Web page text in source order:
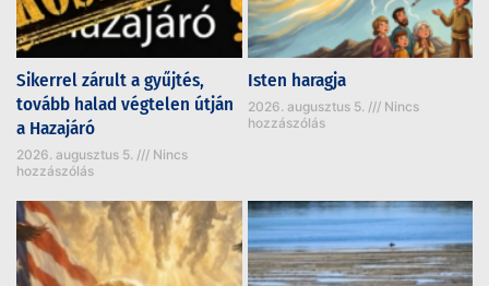
Sikerrel zárult a gyűjtés,
tovább halad végtelen útján
a Hazajáró
2026. augusztus 5.
Nincs
hozzászólás
Isten haragja
2026. augusztus 5.
Nincs
hozzászólás